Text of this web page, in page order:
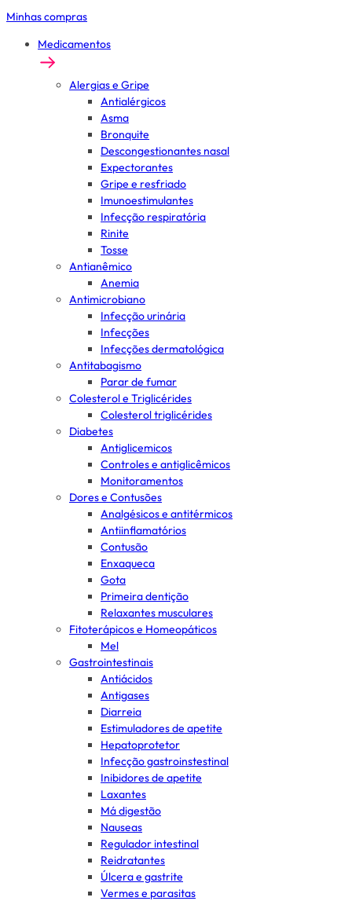
Minhas compras
Medicamentos
Alergias e Gripe
Antialérgicos
Asma
Bronquite
Descongestionantes nasal
Expectorantes
Gripe e resfriado
Imunoestimulantes
Infecção respiratória
Rinite
Tosse
Antianêmico
Anemia
Antimicrobiano
Infecção urinária
Infecções
Infecções dermatológica
Antitabagismo
Parar de fumar
Colesterol e Triglicérides
Colesterol triglicérides
Diabetes
Antiglicemicos
Controles e antiglicêmicos
Monitoramentos
Dores e Contusões
Analgésicos e antitérmicos
Antiinflamatórios
Contusão
Enxaqueca
Gota
Primeira dentição
Relaxantes musculares
Fitoterápicos e Homeopáticos
Mel
Gastrointestinais
Antiácidos
Antigases
Diarreia
Estimuladores de apetite
Hepatoprotetor
Infecção gastroinstestinal
Inibidores de apetite
Laxantes
Má digestão
Nauseas
Regulador intestinal
Reidratantes
Úlcera e gastrite
Vermes e parasitas